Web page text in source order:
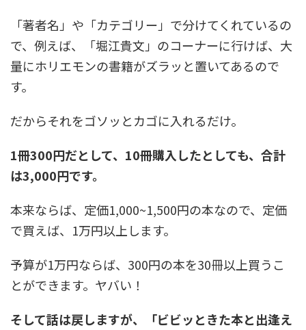
「著者名」や「カテゴリー」で分けてくれているの
で、例えば、「堀江貴文」のコーナーに行けば、大
量にホリエモンの書籍がズラッと置いてあるので
す。
だからそれをゴソッとカゴに入れるだけ。
1冊300円だとして、10冊購入したとしても、合計
は3,000円です。
本来ならば、定価1,000~1,500円の本なので、定価
で買えば、1万円以上します。
予算が1万円ならば、300円の本を30冊以上買うこ
とができます。ヤバい！
そして話は戻しますが、「ビビッときた本と出逢え